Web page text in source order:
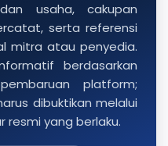
usaha, cakupan
serta referensi
mitra atau penyedia.
berdasarkan
platform;
dibuktikan melalui
resmi yang berlaku.